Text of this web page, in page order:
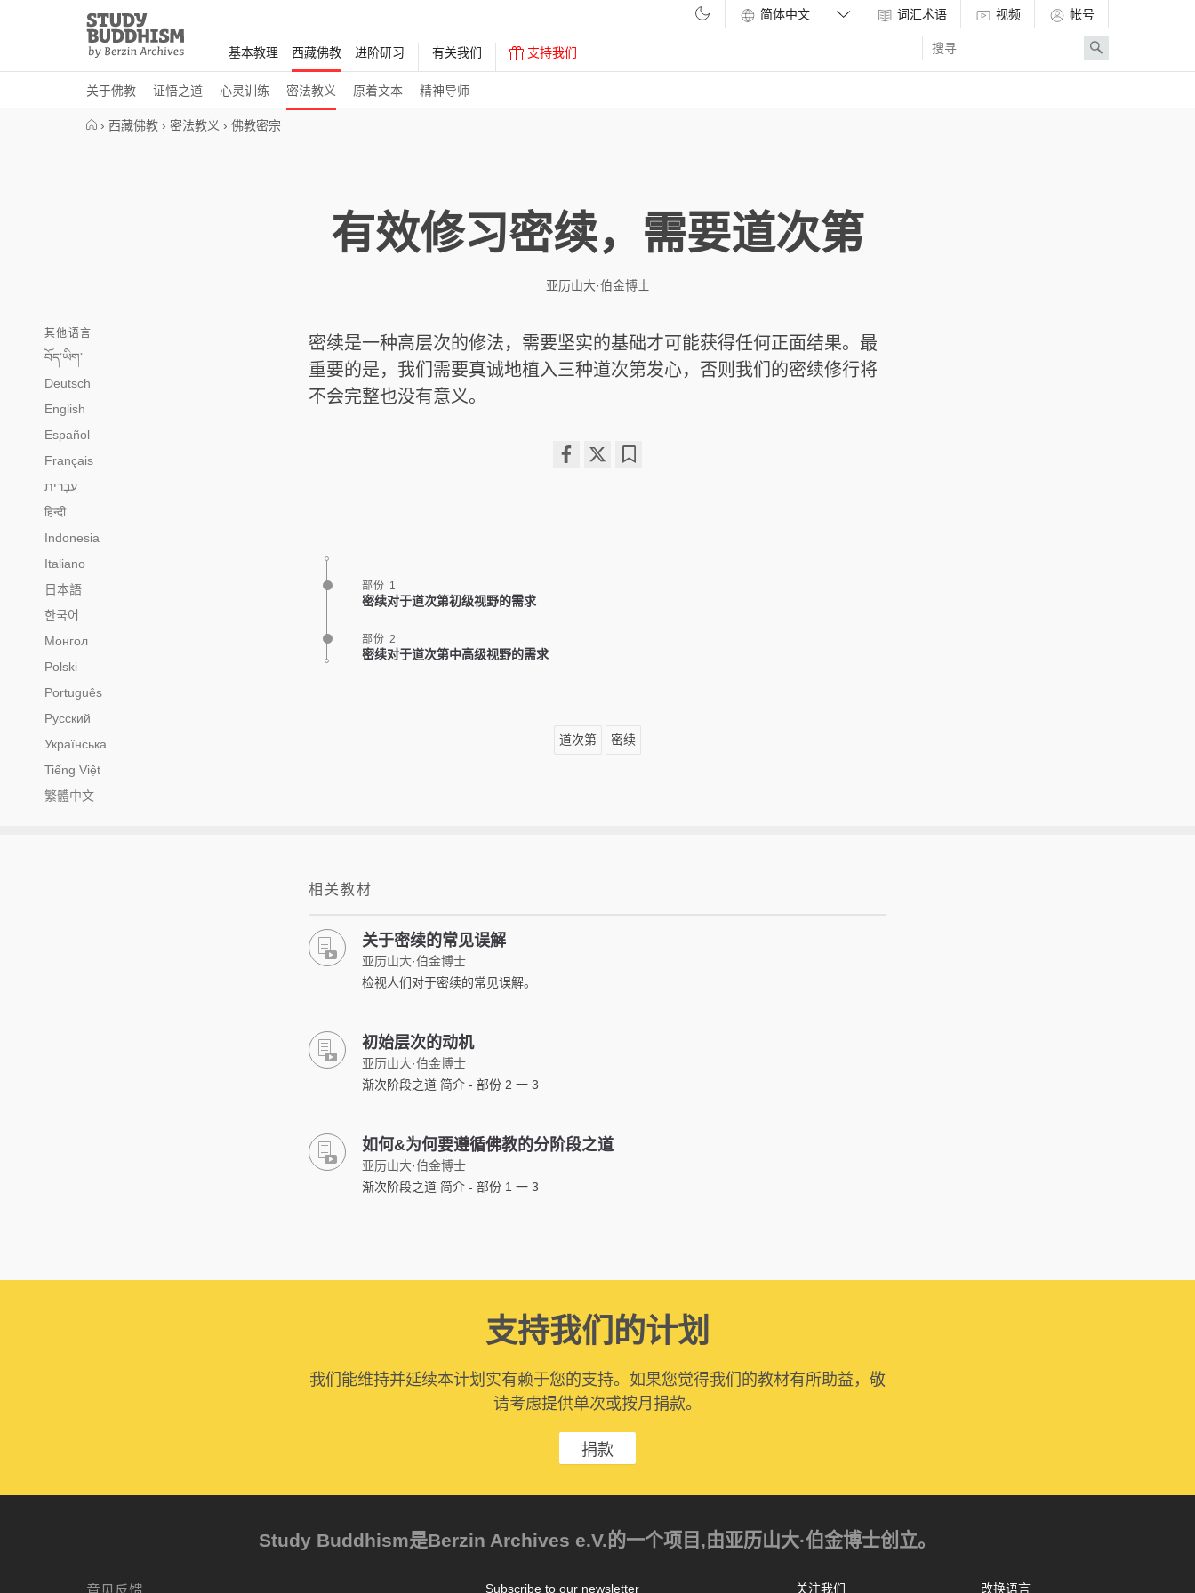
Study
Buddhism
Home
基本教理 西藏佛教
关于佛教 证悟之道 心灵训练 密法教义 原着文本 精神导师
进阶研习 有关我们 支持我们
词汇术语 视频
帐号
Enter
search
term
Search
› 西藏佛教 › 密法教义 › 佛教密宗
有效修习密续，需要道次第
亚历山大·伯金博士
其他语言
བོད་ཡིག་
Deutsch
English
Español
Français
हिन्दी
Indonesia
Italiano
日本語
한국어
Монгол
Polski
Português
Русский
Українська
Tiếng Việt
繁體中文
密续是一种高层次的修法，需要坚实的基础才可能获得任何正面结果。最
重要的是，我们需要真诚地植入三种道次第发心，否则我们的密续修行将
不会完整也没有意义。
部份 1
密续对于道次第初级视野的需求
部份 2
密续对于道次第中高级视野的需求
道次第 密续
相关教材
关于密续的常见误解
亚历山大·伯金博士
检视人们对于密续的常见误解。
初始层次的动机
亚历山大·伯金博士
渐次阶段之道 简介 - 部份 2 一 3
如何&为何要遵循佛教的分阶段之道
亚历山大·伯金博士
渐次阶段之道 简介 - 部份 1 一 3
支持我们的计划
我们能维持并延续本计划实有赖于您的支持。如果您觉得我们的教材有所助益，敬
请考虑提供单次或按月捐款。
捐款
Study Buddhism是Berzin Archives e.V.的一个项目,由亚历山大·伯金博士创立。
改换语言
关注我们
Subscribe to our newsletter